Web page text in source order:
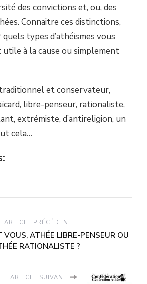
des convictions et, ou, des
Connaitre ces distinctions,
types d’athéismes vous
utile à la cause ou simplement
et conservateur,
libre-penseur, rationaliste,
extrémiste, d’antireligion, un
cela…
ARTICLE PRÉCÉDENT
VOUS, ATHÉE LIBRE-PENSEUR OU
RATIONALISTE ?
ARTICLE SUIVANT